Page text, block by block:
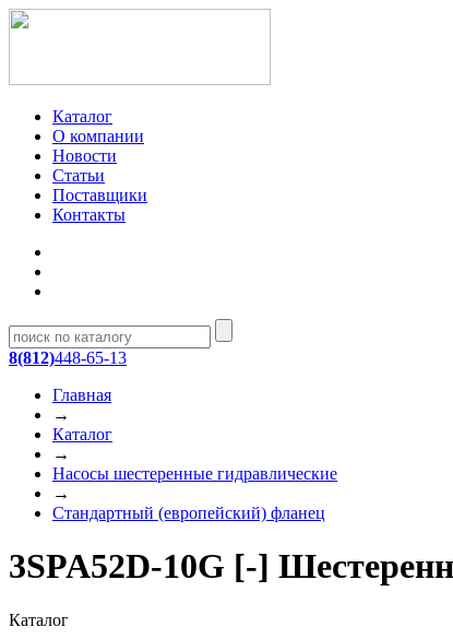
Каталог
О компании
Новости
Статьи
Поставщики
Контакты
8(812)448-65-13
Главная
→
Каталог
→
Насосы шестеренные гидравлические
→
Стандартный (европейский) фланец
3SPA52D-10G [-]
Каталог